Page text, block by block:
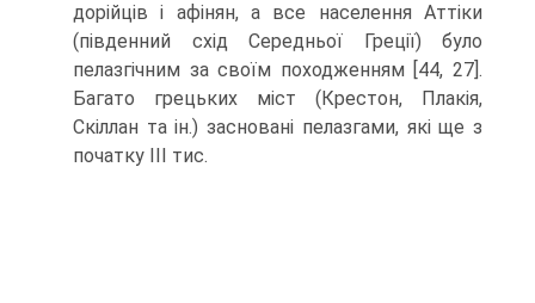
дорійців і афінян, а все населення Аттіки
(південний схід Середньої Греції) було
пелазгічним за своїм походженням [44, 27].
Багато грецьких міст (Крестон, Плакія,
Скіллан та ін.) засновані пелазгами, які ще з
початку III тис.